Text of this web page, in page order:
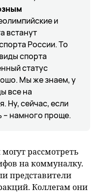
и
встанут
России. То
спорта
статус
Мы же знаем, у
все на
Ну, сейчас, если
– намного проще.
рассмотреть
на коммуналку.
представители
Коллегам они